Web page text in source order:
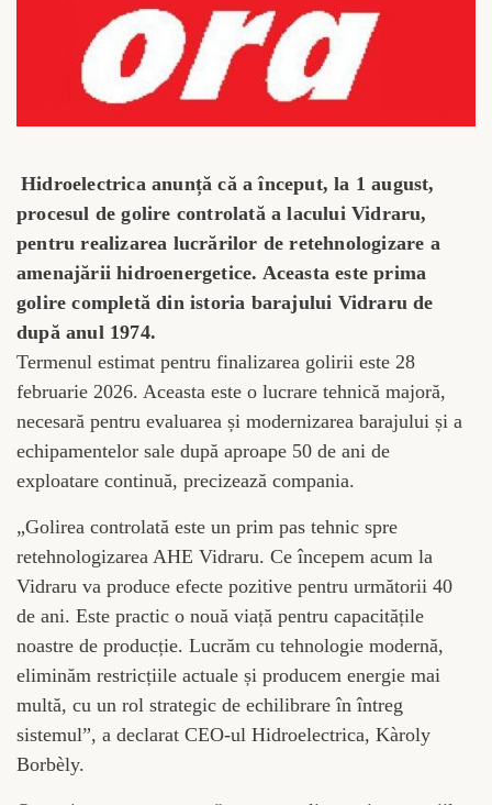
Hidroelectrica anunță că a început, la 1 august,
procesul de golire controlată a lacului Vidraru,
pentru realizarea lucrărilor de retehnologizare a
amenajării hidroenergetice. Aceasta este prima
golire completă din istoria barajului Vidraru de
după anul 1974.
Termenul estimat pentru finalizarea golirii este 28
februarie 2026. Aceasta este o lucrare tehnică majoră,
necesară pentru evaluarea și modernizarea barajului și a
echipamentelor sale după aproape 50 de ani de
exploatare continuă, precizează compania.
„Golirea controlată este un prim pas tehnic spre
retehnologizarea AHE Vidraru. Ce începem acum la
Vidraru va produce efecte pozitive pentru următorii 40
de ani. Este practic o nouă viață pentru capacitățile
noastre de producție. Lucrăm cu tehnologie modernă,
eliminăm restricțiile actuale și producem energie mai
multă, cu un rol strategic de echilibrare în întreg
sistemul”, a declarat CEO-ul Hidroelectrica, Kàroly
Borbèly.